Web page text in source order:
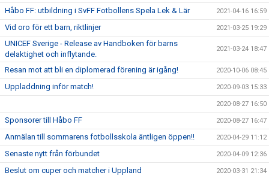
Håbo FF: utbildning i SvFF Fotbollens Spela Lek & Lär 2021-04-16 16:59
Vid oro för ett barn, riktlinjer 2021-03-25 19:29
UNICEF Sverige - Release av Handboken för barns
delaktighet och inflytande.
2021-03-24 18:47
Resan mot att bli en diplomerad förening är igång! 2020-10-06 08:45
Uppladdning inför match! 2020-09-03 15:33
2020-08-27 16:50
Sponsorer till Håbo FF 2020-08-27 16:47
Anmälan till sommarens fotbollsskola äntligen öppen!! 2020-04-29 11:12
Senaste nytt från förbundet 2020-04-09 12:36
Beslut om cuper och matcher i Uppland 2020-03-31 21:34